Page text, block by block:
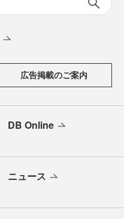
広告掲載のご案内
DB Online
ニュース